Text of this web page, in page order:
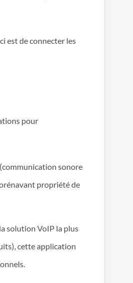
est de connecter les
pour
sonore
propriété de
solution VoIP la plus
cette application